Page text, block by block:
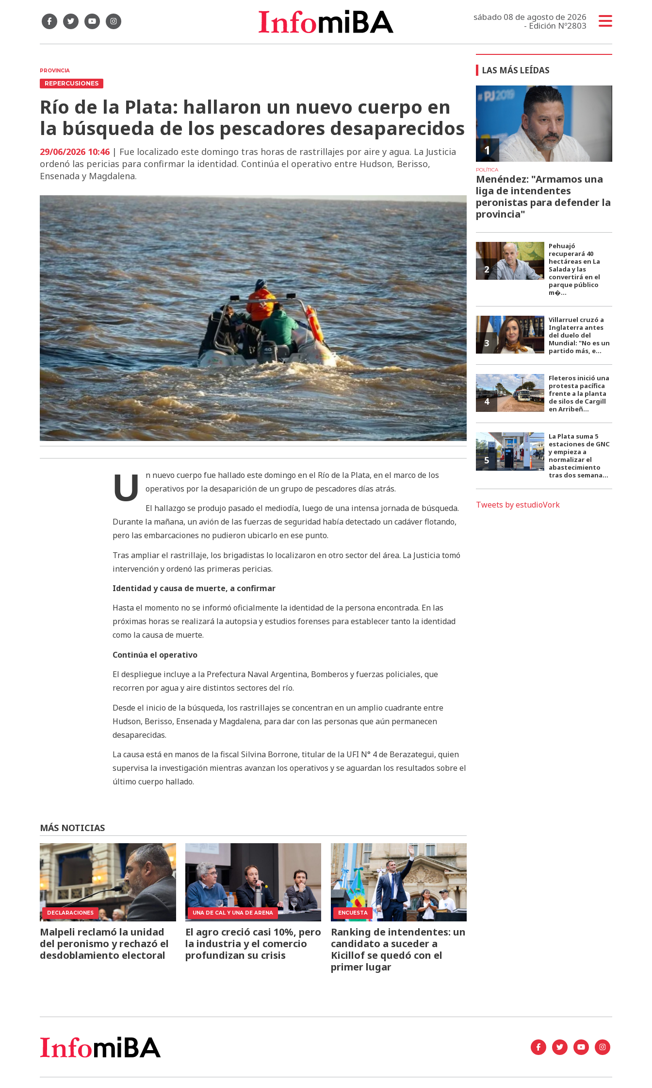
sábado 08 de agosto de 2026
- Edición Nº2803
PROVINCIA
REPERCUSIONES
Río de la Plata: hallaron un nuevo cuerpo en
la búsqueda de los pescadores desaparecidos
29/06/2026 10:46 | Fue localizado este domingo tras horas de rastrillajes por aire y agua. La Justicia
ordenó las pericias para confirmar la identidad. Continúa el operativo entre Hudson, Berisso,
Ensenada y Magdalena.
U
n nuevo cuerpo fue hallado este domingo en el Río de la Plata, en el marco de los
operativos por la desaparición de un grupo de pescadores días atrás.
El hallazgo se produjo pasado el mediodía, luego de una intensa jornada de búsqueda.
Durante la mañana, un avión de las fuerzas de seguridad había detectado un cadáver flotando,
pero las embarcaciones no pudieron ubicarlo en ese punto.
Tras ampliar el rastrillaje, los brigadistas lo localizaron en otro sector del área. La Justicia tomó
intervención y ordenó las primeras pericias.
Identidad y causa de muerte, a confirmar
Hasta el momento no se informó oficialmente la identidad de la persona encontrada. En las
próximas horas se realizará la autopsia y estudios forenses para establecer tanto la identidad
como la causa de muerte.
Continúa el operativo
El despliegue incluye a la Prefectura Naval Argentina, Bomberos y fuerzas policiales, que
recorren por agua y aire distintos sectores del río.
Desde el inicio de la búsqueda, los rastrillajes se concentran en un amplio cuadrante entre
Hudson, Berisso, Ensenada y Magdalena, para dar con las personas que aún permanecen
desaparecidas.
La causa está en manos de la fiscal Silvina Borrone, titular de la UFI N° 4 de Berazategui, quien
supervisa la investigación mientras avanzan los operativos y se aguardan los resultados sobre el
último cuerpo hallado.
MÁS NOTICIAS
DECLARACIONES
Malpeli reclamó la unidad
del peronismo y rechazó el
desdoblamiento electoral
UNA DE CAL Y UNA DE ARENA
El agro creció casi 10%, pero
la industria y el comercio
profundizan su crisis
ENCUESTA
Ranking de intendentes: un
candidato a suceder a
Kicillof se quedó con el
primer lugar
LAS MÁS LEÍDAS
1
POLÍTICA
Menéndez: "Armamos una
liga de intendentes
peronistas para defender la
provincia"
2
Pehuajó
recuperará 40
hectáreas en La
Salada y las
convertirá en el
parque público
m�...
3
Villarruel cruzó a
Inglaterra antes
del duelo del
Mundial: "No es un
partido más, e...
4
Fleteros inició una
protesta pacífica
frente a la planta
de silos de Cargill
en Arribeñ...
5
La Plata suma 5
estaciones de GNC
y empieza a
normalizar el
abastecimiento
tras dos semana...
Tweets by estudioVork